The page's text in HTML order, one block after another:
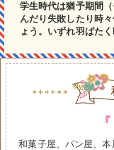
学生時代は猶予期間
んだり失敗したり時
ょう。いずれ羽ばたく
和菓子屋、パン屋、